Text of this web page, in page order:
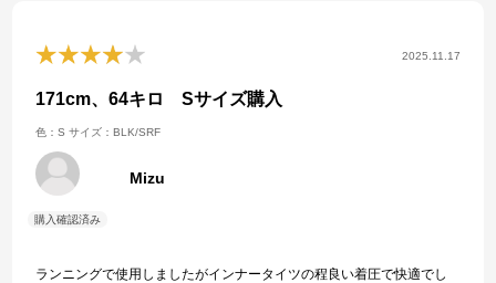
2025.11.17
171cm、64キロ Sサイズ購入
色：S サイズ：BLK/SRF
Mizu
ランニングで使用しましたがインナータイツの程良い着圧で快適でし